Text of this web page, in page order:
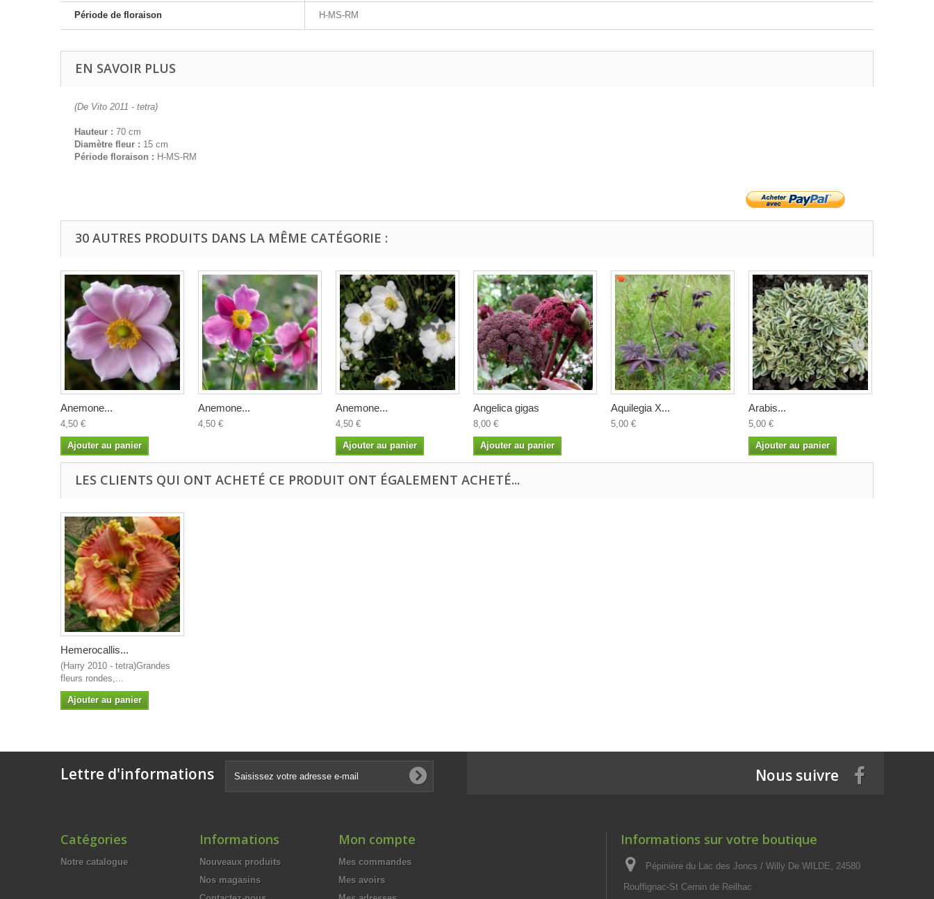
Période de floraison H-MS-RM
EN SAVOIR PLUS
(De Vito 2011 - tetra)
Hauteur : 70 cm
Diamètre fleur : 15 cm
Période floraison : H-MS-RM
30 AUTRES PRODUITS DANS LA MÊME CATÉGORIE :
Anemone...
4,50 €
Ajouter au panier
Anemone...
4,50 €
Anemone...
4,50 €
Ajouter au panier
Angelica gigas
8,00 €
Ajouter au panier
Aquilegia X...
5,00 €
Arabis...
5,00 €
Ajouter au panier
LES CLIENTS QUI ONT ACHETÉ CE PRODUIT ONT ÉGALEMENT ACHETÉ...
Hemerocallis...
(Harry 2010 - tetra)Grandes
fleurs rondes,...
Ajouter au panier
Lettre d'informations Nous suivre
Catégories
Notre catalogue
Informations
Nouveaux produits
Nos magasins
Mon compte
Mes commandes
Mes avoirs
Informations sur votre boutique
Pépinière du Lac des Joncs / Willy De WILDE, 24580
Rouffignac-St Cernin de Reilhac